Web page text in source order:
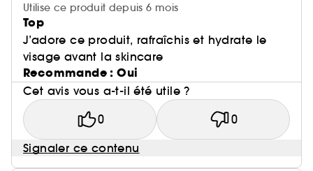
Utilise ce produit depuis 6 mois
Top
J’adore ce produit, rafraîchis et hydrate le
visage avant la skincare
Recommande : Oui
Cet avis vous a-t-il été utile ?
0 0
Signaler ce contenu